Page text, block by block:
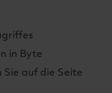
in Byte
auf die Seite